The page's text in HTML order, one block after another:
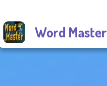
Word Master